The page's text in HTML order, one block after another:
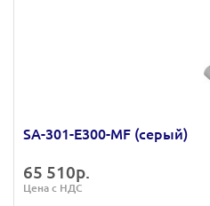
SA-301-Е300-MF (серый)
65 510р.
Цена с НДС